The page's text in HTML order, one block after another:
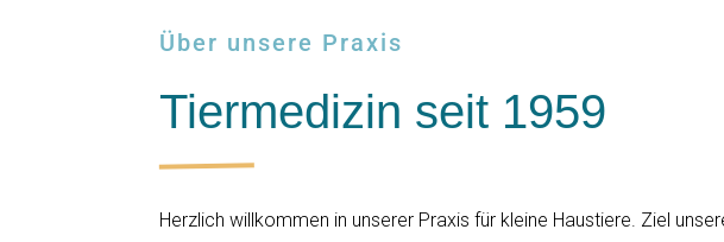
Über unsere Praxis
Tiermedizin seit 1959
Herzlich willkommen in unserer Praxis für kleine Haustiere. Ziel